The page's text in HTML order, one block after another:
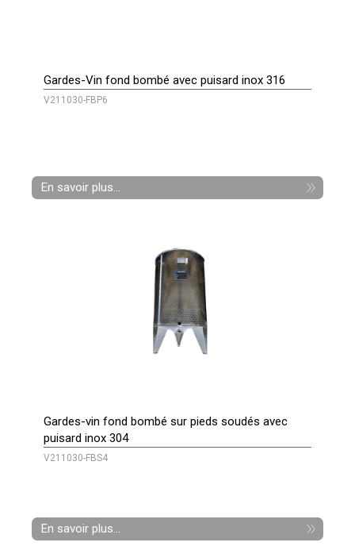
Gardes-Vin fond bombé avec puisard inox 316
V211030-FBP6
En savoir plus...
Gardes-vin fond bombé sur pieds soudés avec
puisard inox 304
V211030-FBS4
En savoir plus...